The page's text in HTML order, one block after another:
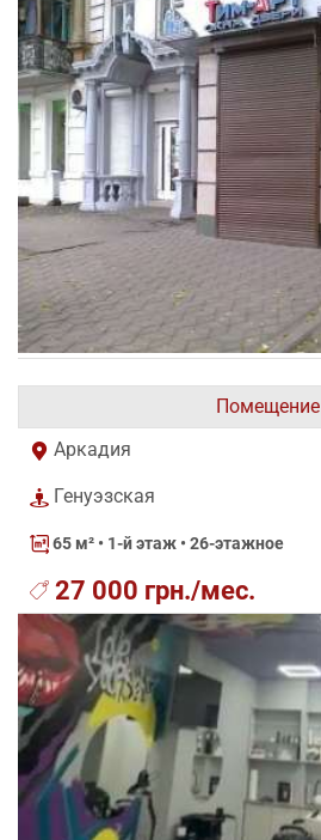
Помещение
Аркадия
Генуэзская
65 м² • 1-й этаж • 26-этажное
27 000 грн./мес.